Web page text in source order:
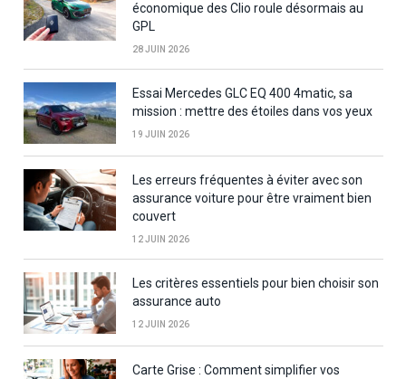
économique des Clio roule désormais au
GPL
28 JUIN 2026
Essai Mercedes GLC EQ 400 4matic, sa
mission : mettre des étoiles dans vos yeux
19 JUIN 2026
Les erreurs fréquentes à éviter avec son
assurance voiture pour être vraiment bien
couvert
12 JUIN 2026
Les critères essentiels pour bien choisir son
assurance auto
12 JUIN 2026
Carte Grise : Comment simplifier vos